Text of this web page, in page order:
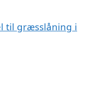
til græsslåning i